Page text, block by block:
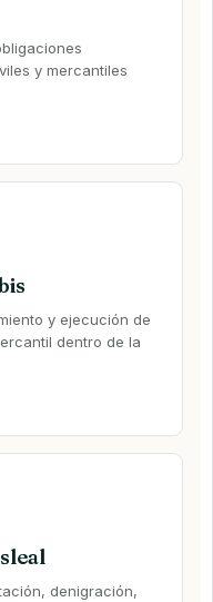
y mercantiles
y ejecución de
dentro de la
denigración,